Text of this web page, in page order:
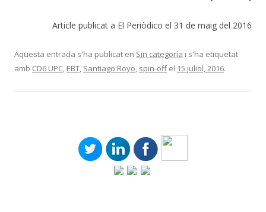
Article publicat a El Periòdico el 31 de maig del 2016
Aquesta entrada s'ha publicat en Sin categoría i s'ha etiquetat
amb CD6 UPC EBT Santiago Royo spin-offel 15 juliol, 2016.